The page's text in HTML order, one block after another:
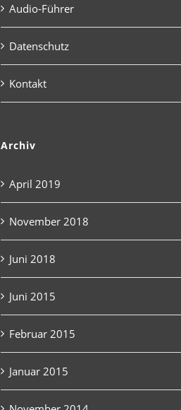
Audio-Führer
Datenschutz
Kontakt
Archiv
April 2019
November 2018
Juni 2018
Juni 2015
Februar 2015
Januar 2015